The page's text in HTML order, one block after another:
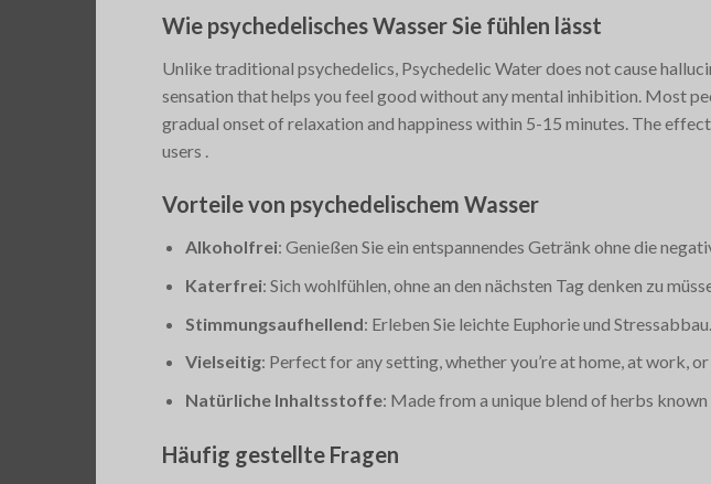
Wie psychedelisches Wasser Sie fühlen lässt
Unlike traditional psychedelics, Psychedelic Water does not cause
sensation that helps you feel good without any mental inhibition. Most
gradual onset of relaxation and happiness within 5-15 minutes. The
users​
Vorteile von psychedelischem Wasser
Alkoholfrei: Genießen Sie ein entspannendes Getränk ohne die
Katerfrei: Sich wohlfühlen, ohne an den nächsten Tag denken zu
Stimmungsaufhellend: Erleben Sie leichte Euphorie und Stressabbau.
Vielseitig: Perfect for any setting, whether you’re at home, at work,
Natürliche Inhaltsstoffe: Made from a unique blend of herbs
Häufig gestellte Fragen